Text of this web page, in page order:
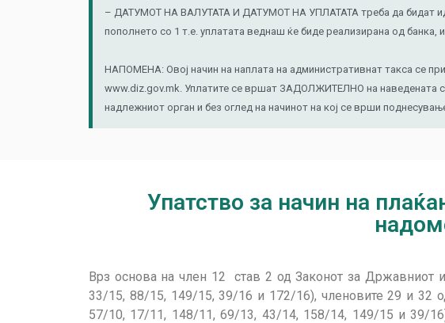
– ДАТУМОТ НА ВАЛУТАТА И ДАТУМОТ НА УПЛАТАТА треба да бидат
пополнето со 1 т.е. уплатата веднаш ќе биде реализирана од банка,
НАПОМЕНА: Овој начин на наплата на административнат такса се
www.diz.gov.mk. Уплатите се вршат ЗАДОЛЖИТЕЛНО на наведената
надлежниот орган и без оглед на начинот на кој се врши
Упатство за начин на
Врз основа на член 12 став 2 од Законот за Државниот
33/15, 88/15, 149/15, 39/16 и 172/16), членовите 29 и 32
57/10, 17/11, 148/11, 69/13, 43/14, 158/14, 149/15 и 39/